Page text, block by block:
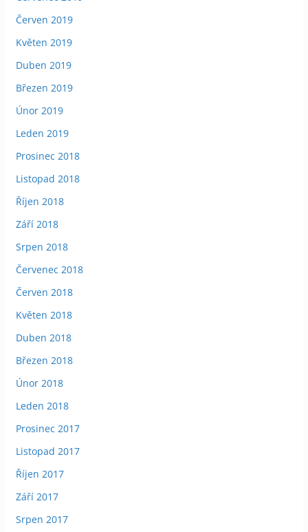
Červen 2019
Květen 2019
Duben 2019
Březen 2019
Únor 2019
Leden 2019
Prosinec 2018
Listopad 2018
Říjen 2018
Září 2018
Srpen 2018
Červenec 2018
Červen 2018
Květen 2018
Duben 2018
Březen 2018
Únor 2018
Leden 2018
Prosinec 2017
Listopad 2017
Říjen 2017
Září 2017
Srpen 2017